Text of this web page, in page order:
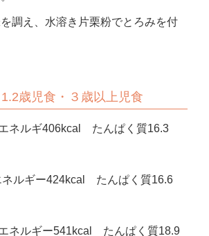
調え、水溶き片栗粉でとろみを付
歳児食・３歳以上児食
エネルギ406kcal たんぱく質16.3
ネルギー424kcal たんぱく質16.6
エネルギー541kcal たんぱく質18.9